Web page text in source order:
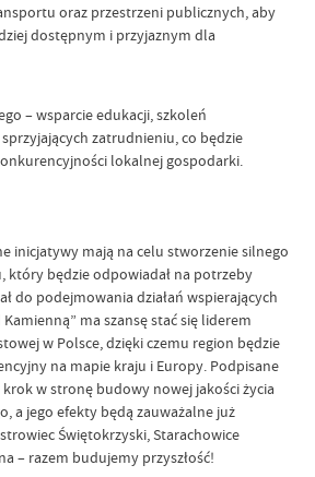
oraz przestrzeni publicznych, aby
dostępnym i przyjaznym dla
– wsparcie edukacji, szkoleń
zatrudnieniu, co będzie
lokalnej gospodarki.
inicjatywy mają na celu stworzenie silnego
który będzie odpowiadał na potrzeby
do podejmowania działań wspierających
ma szansę stać się liderem
w Polsce, dzięki czemu region będzie
na mapie kraju i Europy. Podpisane
w stronę budowy nowej jakości życia
a jego efekty będą zauważalne już
Świętokrzyski, Starachowice
– razem budujemy przyszłość!